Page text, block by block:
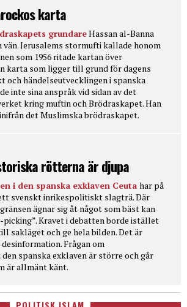
karta
grundareHassan al-Banna
Jerusalems stormufti kallade honom
som 1956 ritade kartan över
karta som ligger till grund för dagens
och händelseutvecklingen i spanska
inte sina anspråk vid sidan av det
kring muftin och Brödraskapet. Han
det Muslimska brödraskapet.
rötterna är djupa
i den spanska exklaven Ceuta har på
svenskt inrikespolitiskt slagträ. Där
ägnar sig åt något som bäst kan
Kravet i debatten borde istället
sakläget och ge hela bilden. Det är
Frågan om
spanska exklaven är större och går
är allmänt känt.